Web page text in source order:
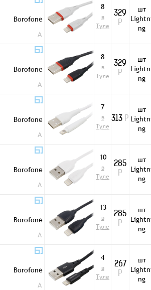
Borofone
A
8
в
Туле
329
Р
шт
ng
Borofone
A
8
в
Туле
329
Р
шт
ng
Borofone
A
7
в
Туле
313 Р
шт
ng
Borofone
A
10
в
Туле
285
Р
шт
ng
Borofone
A
13
в
Туле
285
Р
шт
ng
Borofone
A
4
в
Туле
267
Р
шт
ng